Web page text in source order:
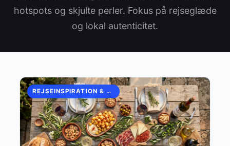
hotspots og skjulte perler. Fokus på rejseglæde
og lokal autenticitet.
REJSEINSPIRATION & EUROPÆISKE OPLEVELSER